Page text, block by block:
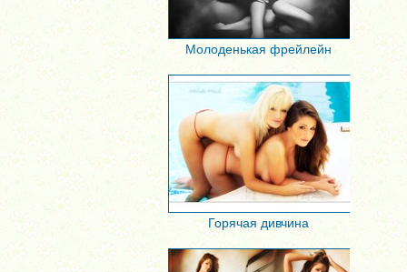
Молоденькая фрейлейн
Горячая дивчина